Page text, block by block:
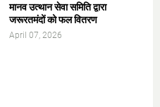
मानव उत्थान सेवा समिति द्वारा
जरूरतमंदों को फल वितरण
April 07, 2026